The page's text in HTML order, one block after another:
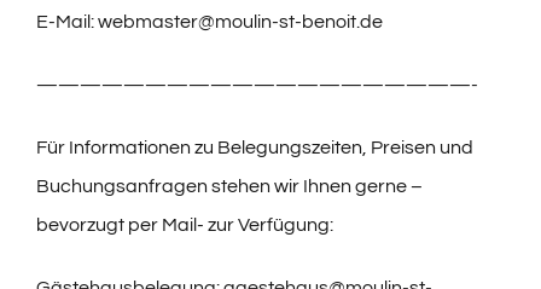
E-Mail: webmaster@moulin-st-benoit.de
————————————————————-
Für Informationen zu Belegungszeiten, Preisen und
Buchungsanfragen stehen wir Ihnen gerne –
bevorzugt per Mail- zur Verfügung: